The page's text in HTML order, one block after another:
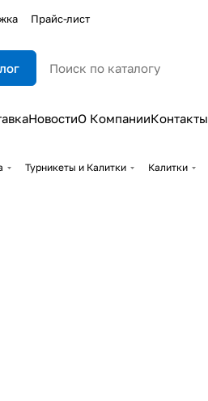
Прайс-лист
НовостиО КомпанииКонтакты
Турникеты и Калитки Калитки